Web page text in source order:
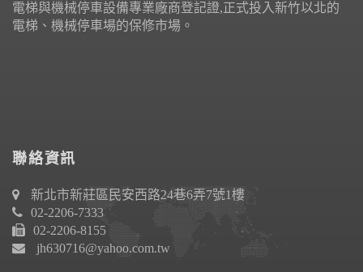
電梯與機械停車設備專業廠商登記證,正式投入新竹以北的
電梯、機械停車場的保修市場。
聯絡資訊
新北市新莊區民安西路24巷6弄7號1樓
02-2206-7333
02-2206-8155
jh630716@yahoo.com.tw